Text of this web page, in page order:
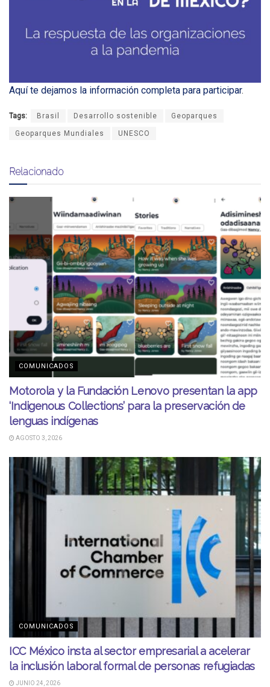
Aquí te dejamos la información completa para participar.
Tags: Brasil Desarrollo sostenible Geoparques
Geoparques Mundiales UNESCO
Relacionado
COMUNICADOS
Motorola y la Fundación Lenovo presentan la app
‘Indigenous Collections’ para la preservación de
lenguas indígenas
AGOSTO 3, 2026
COMUNICADOS
ICC México insta al sector empresarial a acelerar
la inclusión laboral formal de personas refugiadas
JUNIO 24, 2026